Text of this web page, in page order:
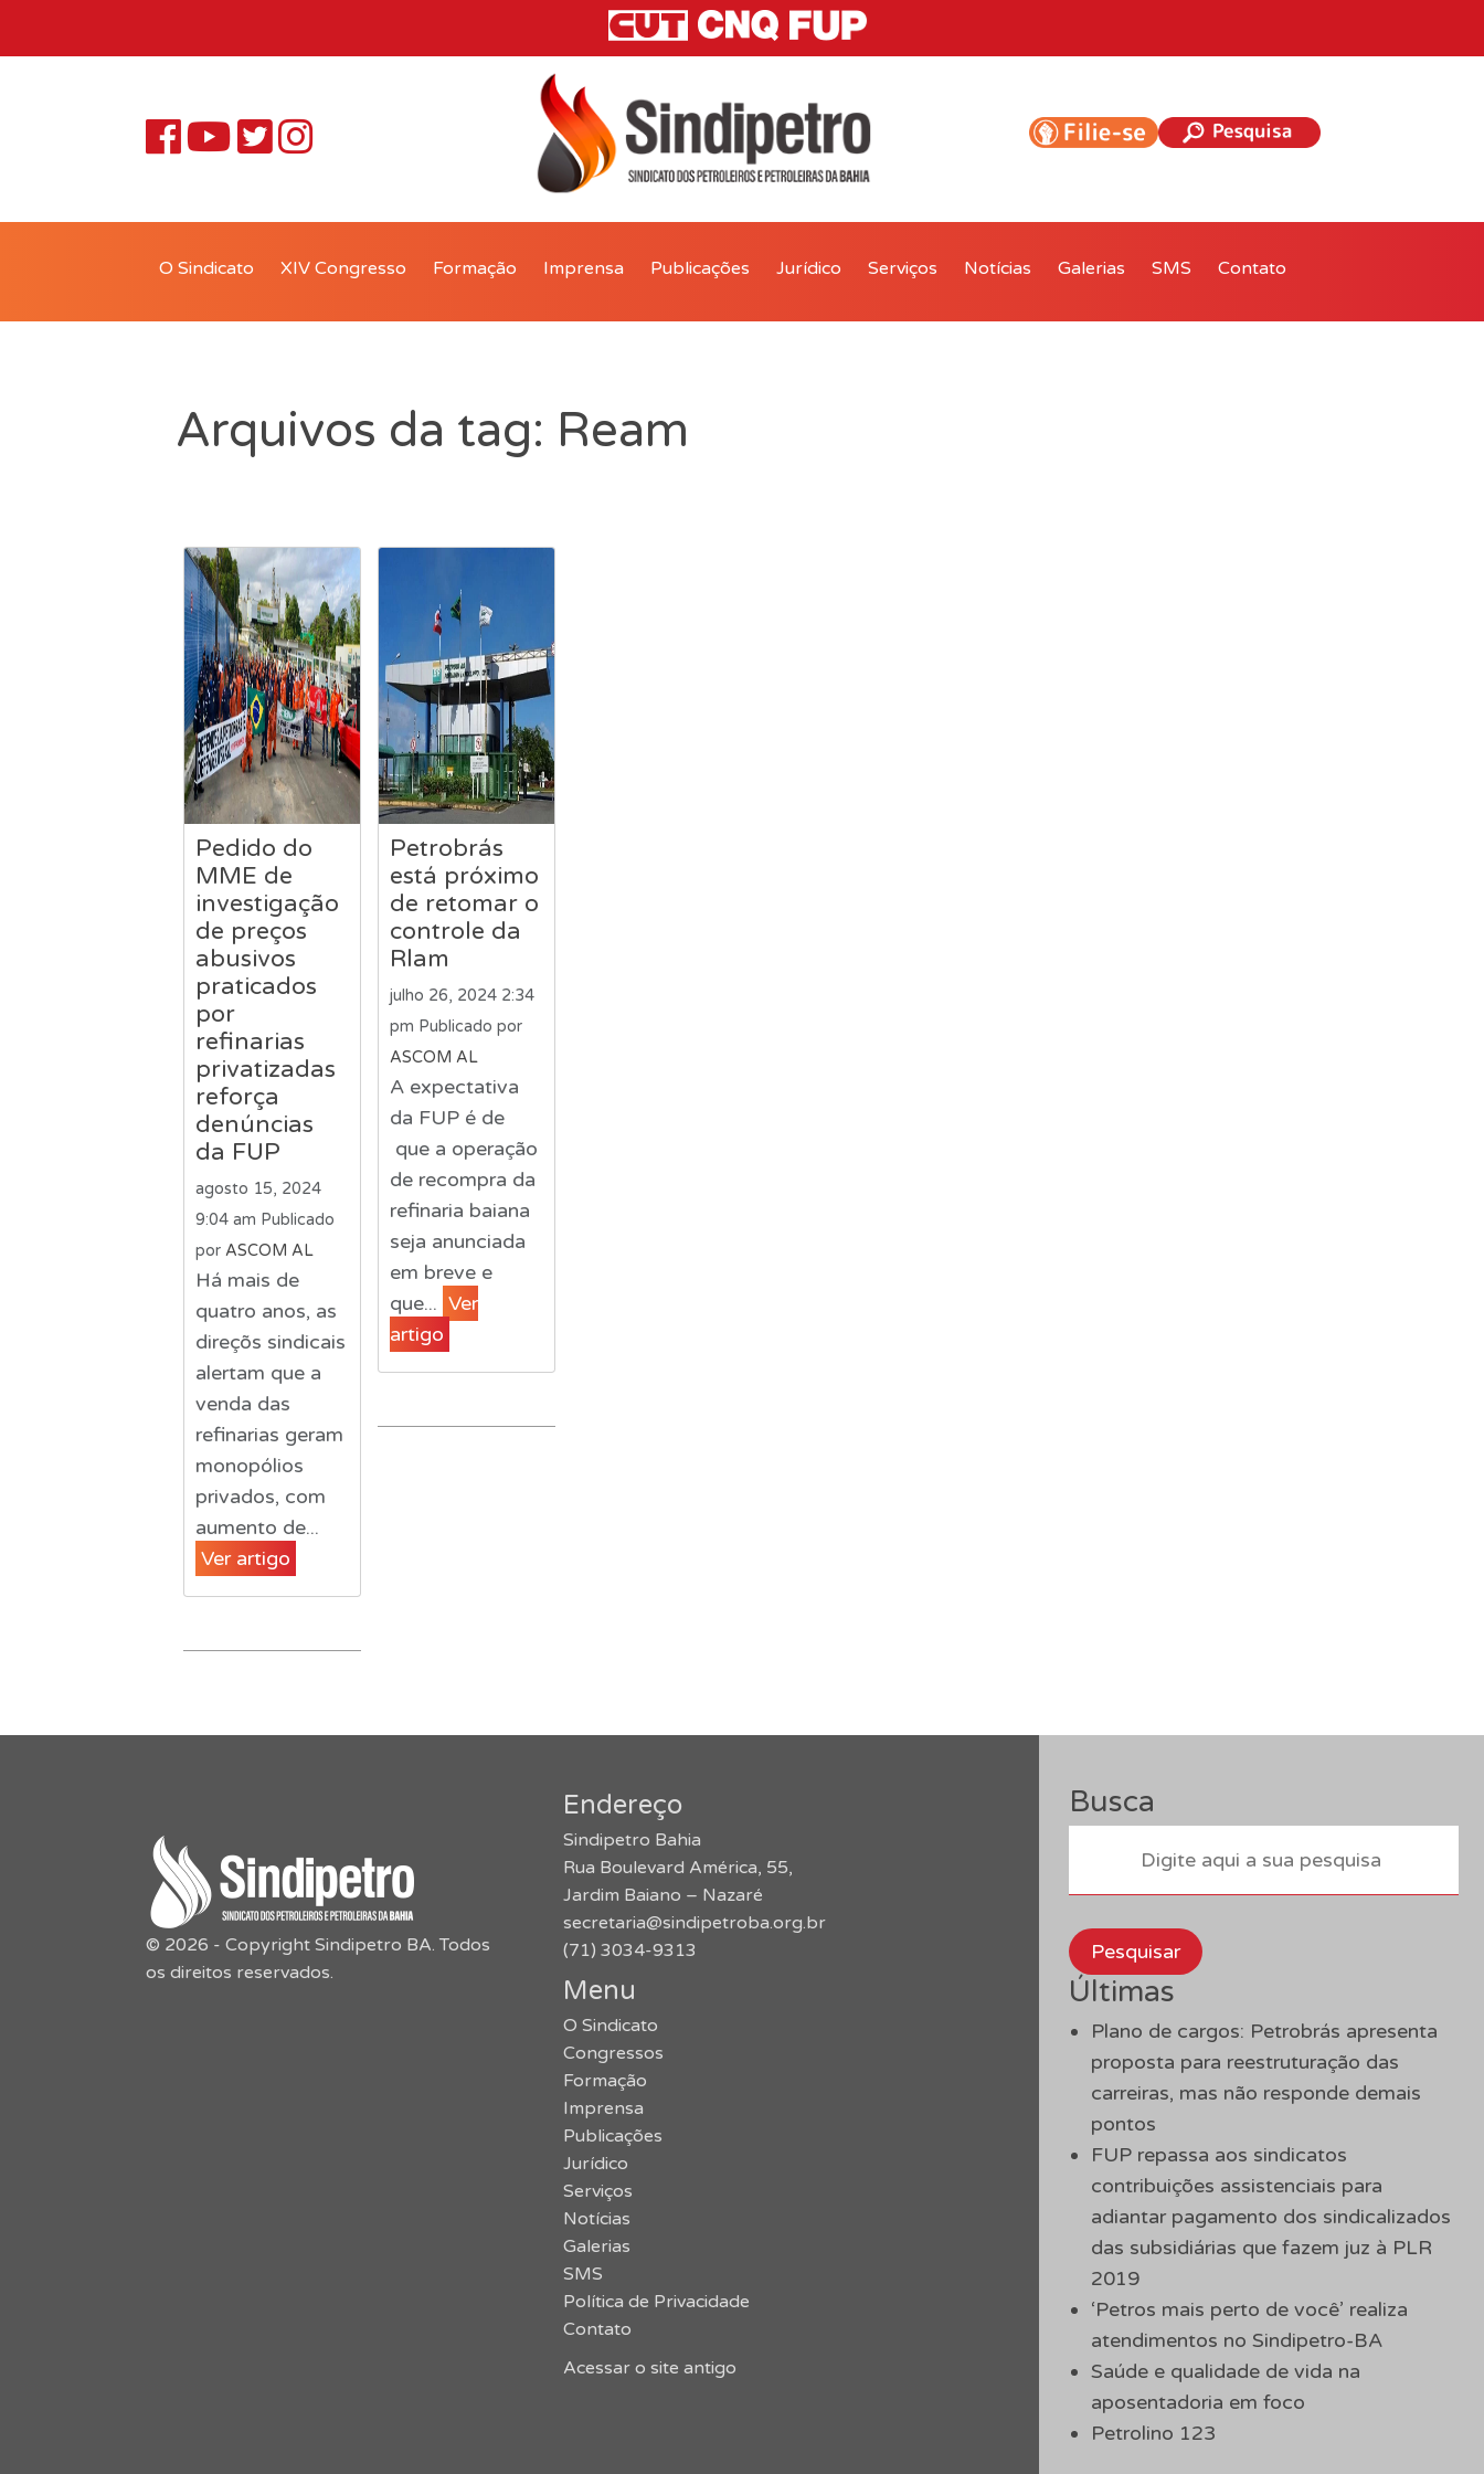
O Sindicato XIV Congresso Formação Imprensa Publicações Jurídico Serviços Notícias Galerias SMS Contato
Arquivos da tag: Ream
Pedido do
MME de
investigação
de preços
abusivos
praticados
por
refinarias
privatizadas
reforça
denúncias
da FUP
agosto 15, 2024
9:04 am Publicado
porASCOM AL
Há mais de
quatro anos, as
direçõs sindicais
alertam que a
venda das
refinarias geram
monopólios
privados, com
aumento de...
Ver artigo
Petrobrás
está próximo
de retomar o
controle da
Rlam
julho 26, 2024 2:34
pm Publicado por
ASCOM AL
A expectativa
da FUP é de
que a operação
de recompra da
refinaria baiana
seja anunciada
em breve e
que... Ver
artigo
Busca
Pesquisar
Últimas
Plano de cargos: Petrobrás apresenta
proposta para reestruturação das
carreiras, mas não responde demais
pontos
FUP repassa aos sindicatos
contribuições assistenciais para
adiantar pagamento dos sindicalizados
das subsidiárias que fazem juz à PLR
2019
‘Petros mais perto de você’ realiza
atendimentos no Sindipetro-BA
Saúde e qualidade de vida na
aposentadoria em foco
Petrolino 123
© 2026 - Copyright Sindipetro BA. Todos
os direitos reservados.
Endereço
Sindipetro Bahia
Rua Boulevard América, 55,
Jardim Baiano – Nazaré
secretaria@sindipetroba.org.br
(71) 3034-9313
Menu
O Sindicato
Congressos
Formação
Imprensa
Publicações
Jurídico
Serviços
Notícias
Galerias
SMS
Política de Privacidade
Contato
Acessar o site antigo